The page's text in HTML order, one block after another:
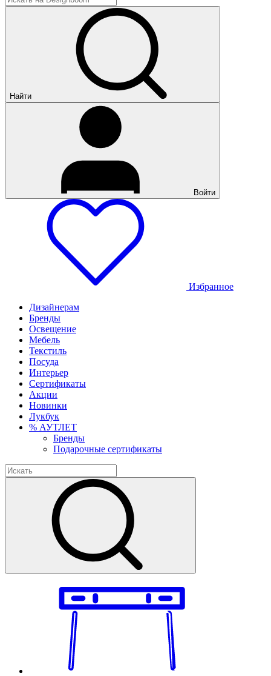
Найти
Войти
Избранное
Дизайнерам
Бренды
Освещение
Мебель
Текстиль
Посуда
Интерьер
Сертификаты
Акции
Новинки
Лукбук
% АУТЛЕТ
Бренды
Подарочные сертификаты